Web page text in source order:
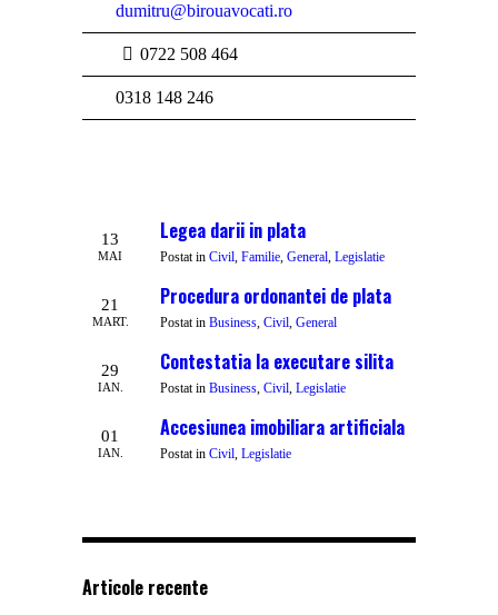
dumitru@birouavocati.ro
0722 508 464
0318 148 246
13
MAI
Legea darii in plata
Postat in Civil, Familie, General, Legislatie
21
MART.
Procedura ordonantei de plata
Postat in Business, Civil, General
29
IAN.
Contestatia la executare silita
Postat in Business, Civil, Legislatie
01
IAN.
Accesiunea imobiliara artificiala
Postat in Civil, Legislatie
Articole recente